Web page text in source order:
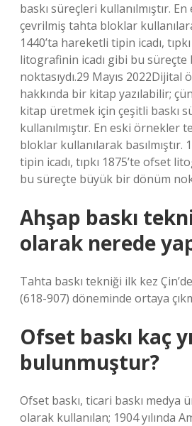
baskı süreçleri kullanılmıştır.
çevrilmiş tahta bloklar
1440’ta hareketli tipin icadı,
litografinin icadı gibi bu
noktasıydı.29 Mayıs 2022Dijital
hakkında bir kitap yazılabilir;
kitap üretmek için çeşitli baskı
kullanılmıştır. En eski örnekler
bloklar kullanılarak basılmıştır.
tipin icadı, tıpkı 1875’te ofset
bu süreçte büyük bir dönüm
Ahşap baskı
olarak nerede
Tahta baskı tekniği ilk kez
(618-907) döneminde ortaya
Ofset baskı kaç
bulunmuştur?
Ofset baskı, ticari baskı medya
olarak kullanılan; 1904 yılında